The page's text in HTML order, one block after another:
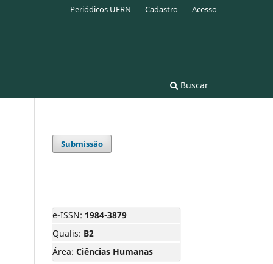
Buscar
Periódicos UFRN Cadastro Acesso
Submissão
e-ISSN: 1984-3879
Qualis: B2
Área: Ciências Humanas